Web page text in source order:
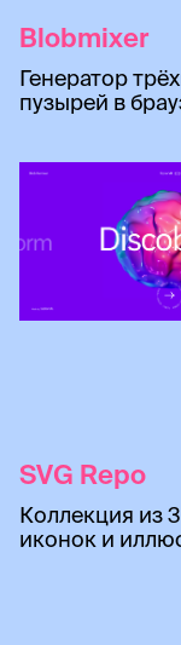
Blobmixer
Генератор
пузырей в
SVG Repo
Коллекция из
иконок и